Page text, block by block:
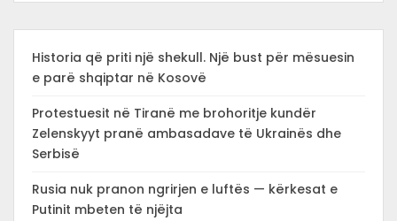
Historia që priti një shekull. Një bust për mësuesin
e parë shqiptar në Kosovë
Protestuesit në Tiranë me brohoritje kundër
Zelenskyyt pranë ambasadave të Ukrainës dhe
Serbisë
Rusia nuk pranon ngrirjen e luftës — kërkesat e
Putinit mbeten të njëjta